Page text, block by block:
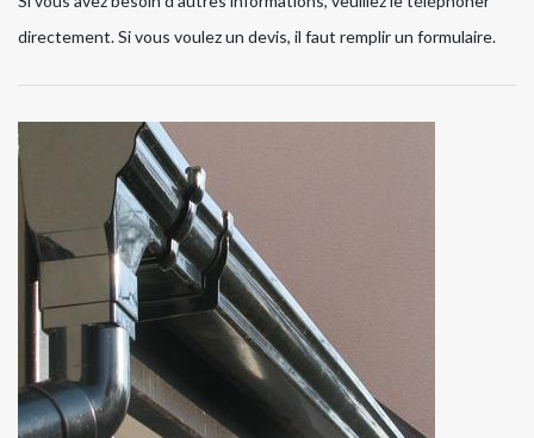
directement. Si vous voulez un devis, il faut remplir un formulaire.